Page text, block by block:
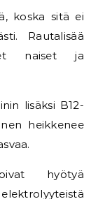
koska sitä ei
Rautalisää
naiset ja
lisäksi B12-
heikkenee
hyötyä